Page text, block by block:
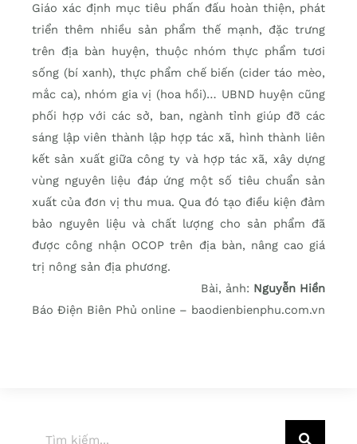
Giáo xác định mục tiêu phấn đấu hoàn thiện, phát
triển thêm nhiều sản phẩm thế mạnh, đặc trưng
trên địa bàn huyện, thuộc nhóm thực phẩm tươi
sống (bí xanh), thực phẩm chế biến (cider táo mèo,
mắc ca), nhóm gia vị (hoa hồi)… UBND huyện cũng
phối hợp với các sở, ban, ngành tỉnh giúp đỡ các
sáng lập viên thành lập hợp tác xã, hình thành liên
kết sản xuất giữa công ty và hợp tác xã, xây dựng
vùng nguyên liệu đáp ứng một số tiêu chuẩn sản
xuất của đơn vị thu mua. Qua đó tạo điều kiện đảm
bảo nguyên liệu và chất lượng cho sản phẩm đã
được công nhận OCOP trên địa bàn, nâng cao giá
trị nông sản địa phương.
Bài, ảnh: Nguyễn Hiền
Báo Điện Biên Phủ online – baodienbienphu.com.vn